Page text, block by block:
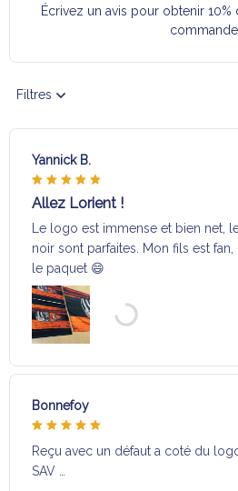
Écrivez un avis pour obtenir
commande
Filtres
Yannick B.
Allez Lorient !
Le logo est immense et bien net,
noir sont parfaites. Mon fils est
le paquet 😄
Bonnefoy
Reçu avec un défaut a coté du
SAV …